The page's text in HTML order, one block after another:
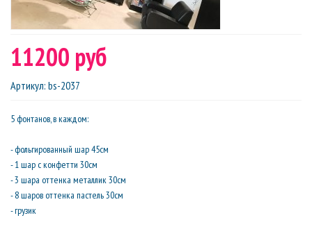
11200 руб
Артикул: bs-2037
5 фонтанов, в каждом:
- фольгированный шар 45см
- 1 шар с конфетти 30см
- 3 шара оттенка металлик 30см
- 8 шаров оттенка пастель 30см
- грузик